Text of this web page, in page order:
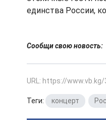
единства России,
Сообщи свою новость:
URL: https://www.vb.kg/
Теги: концерт